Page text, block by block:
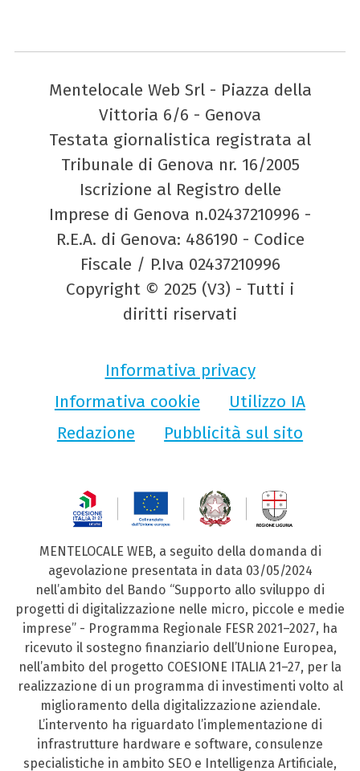
Mentelocale Web Srl - Piazza della
Vittoria 6/6 - Genova
Testata giornalistica registrata al
Tribunale di Genova nr. 16/2005
Iscrizione al Registro delle
Imprese di Genova n.02437210996 -
R.E.A. di Genova: 486190 - Codice
Fiscale / P.Iva 02437210996
Copyright © 2025 (V3) - Tutti i
diritti riservati
Informativa privacy
Informativa cookie
Utilizzo IA
Redazione
Pubblicità sul sito
MENTELOCALE WEB, a seguito della domanda di
agevolazione presentata in data 03/05/2024
nell’ambito del Bando “Supporto allo sviluppo di
progetti di digitalizzazione nelle micro, piccole e medie
imprese” - Programma Regionale FESR 2021–2027, ha
ricevuto il sostegno finanziario dell’Unione Europea,
nell’ambito del progetto COESIONE ITALIA 21–27, per la
realizzazione di un programma di investimenti volto al
miglioramento della digitalizzazione aziendale.
L’intervento ha riguardato l’implementazione di
infrastrutture hardware e software, consulenze
specialistiche in ambito SEO e Intelligenza Artificiale,